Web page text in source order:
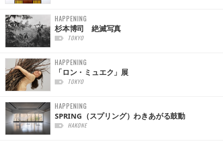
HAPPENING
杉本博司 絶滅写真
TOKYO
HAPPENING
「ロン・ミュエク」展
TOKYO
HAPPENING
SPRING（スプリング）わきあがる鼓動
HAKONE